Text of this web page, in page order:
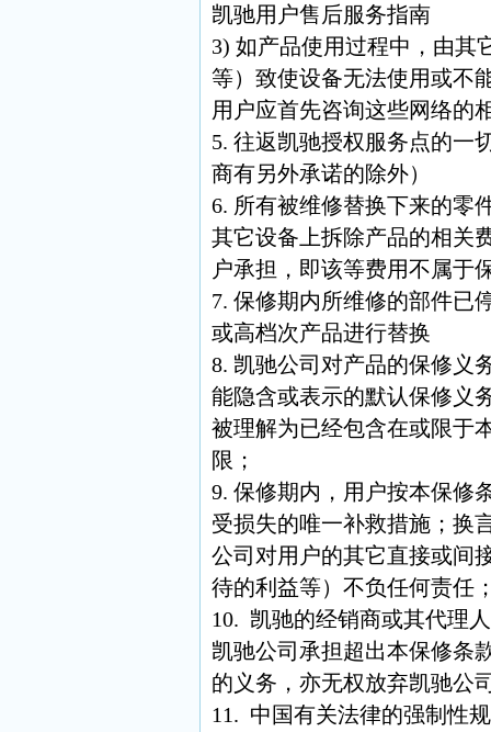
凯驰用户售后服务指南
3) 如产品使用过程中，由其
等）致使设备无法使用或不
用户应首先咨询这些网络的
5. 往返凯驰授权服务点的一
商有另外承诺的除外）
6. 所有被维修替换下来的零
其它设备上拆除产品的相关
户承担，即该等费用不属于
7. 保修期内所维修的部件已
或高档次产品进行替换
8. 凯驰公司对产品的保修义
能隐含或表示的默认保修义
被理解为已经包含在或限于
限；
9. 保修期内，用户按本保修
受损失的唯一补救措施；换
公司对用户的其它直接或间
待的利益等）不负任何责任
10. 凯驰的经销商或其代理
凯驰公司承担超出本保修条
的义务，亦无权放弃凯驰公
11. 中国有关法律的强制性